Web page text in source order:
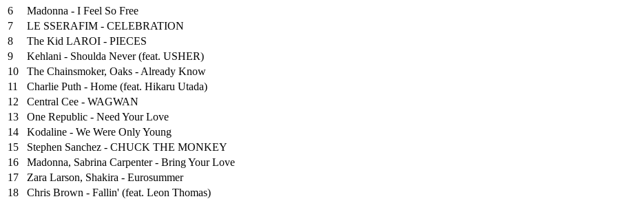
6
Madonna - I Feel So Free
7
LE SSERAFIM - CELEBRATION
8
The Kid LAROI - PIECES
9
Kehlani - Shoulda Never (feat. USHER)
10
The Chainsmoker, Oaks - Already Know
11
Charlie Puth - Home (feat. Hikaru Utada)
12
Central Cee - WAGWAN
13
One Republic - Need Your Love
14
Kodaline - We Were Only Young
15
Stephen Sanchez - CHUCK THE MONKEY
16
Madonna, Sabrina Carpenter - Bring Your Love
17
Zara Larson, Shakira - Eurosummer
18
Chris Brown - Fallin' (feat. Leon Thomas)